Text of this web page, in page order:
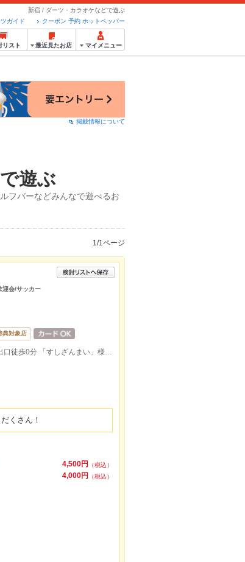
新宿 / ダーツ・カラオケなどで遊ぶ
クーポン 予約 ホットペッパー
ガイド
リスト 最近見たお店 マイメニュー
掲載情報について
遊ぶ
フバーなどみんなで遊べるお
1/1ページ
迎会/サッカー
典対象店
JR新宿駅東口徒歩1分／地下鉄各線新宿駅 Ｂ10出口徒歩0分 「すしざんまい」様と同じビル！B1、B2フロア
くさん！
4,500円
（税込）
4,000円
（税込）